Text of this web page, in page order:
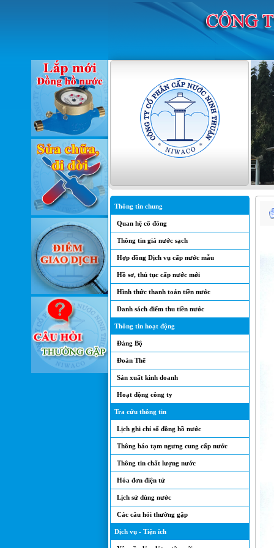
Thông tin chung
Quan hệ cổ đông
Thông tin giá nước sạch
Hợp đồng Dịch vụ cấp nước mẫu
Hồ sơ, thủ tục cấp nước mới
Hình thức thanh toán tiền nước
Danh sách điểm thu tiền nước
Thông tin hoạt động
Đảng Bộ
Đoàn Thể
Sản xuất kinh doanh
Hoạt động công ty
Tra cứu thông tin
Lịch ghi chỉ số đồng hồ nước
Thông báo tạm ngưng cung cấp nước
Thông tin chất lượng nước
Hóa đơn điện tử
Lịch sử dùng nước
Các câu hỏi thường gặp
Dịch vụ - Tiện ích